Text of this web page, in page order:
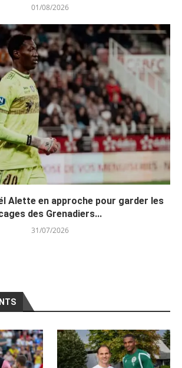
01/08/2026
Alette en approche pour garder les
des Grenadiers...
31/07/2026